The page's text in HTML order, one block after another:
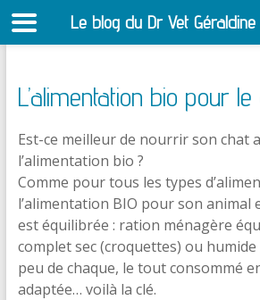
L’alimentation bio pour
Est-ce meilleur de nourrir son chat
l’alimentation bio ?
Comme pour tous les types
l’alimentation BIO pour son animal
est équilibrée : ration ménagère
complet sec (croquettes) ou
peu de chaque, le tout consommé
adaptée… voilà la clé.
Le blog du Dr Vet